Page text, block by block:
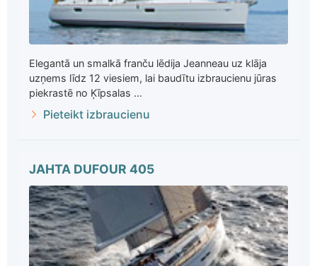
Elegantā un smalkā franču lēdija Jeanneau uz klāja
uzņems līdz 12 viesiem, lai baudītu izbraucienu jūras
piekrastē no Ķīpsalas ...
Pieteikt izbraucienu
JAHTA DUFOUR 405